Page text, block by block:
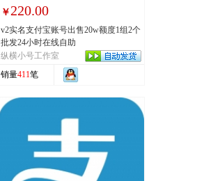
￥ 220.00
v2实名支付宝账号出售20w额度1组2个
批发24小时在线自助
纵横小号工作室
销量411笔